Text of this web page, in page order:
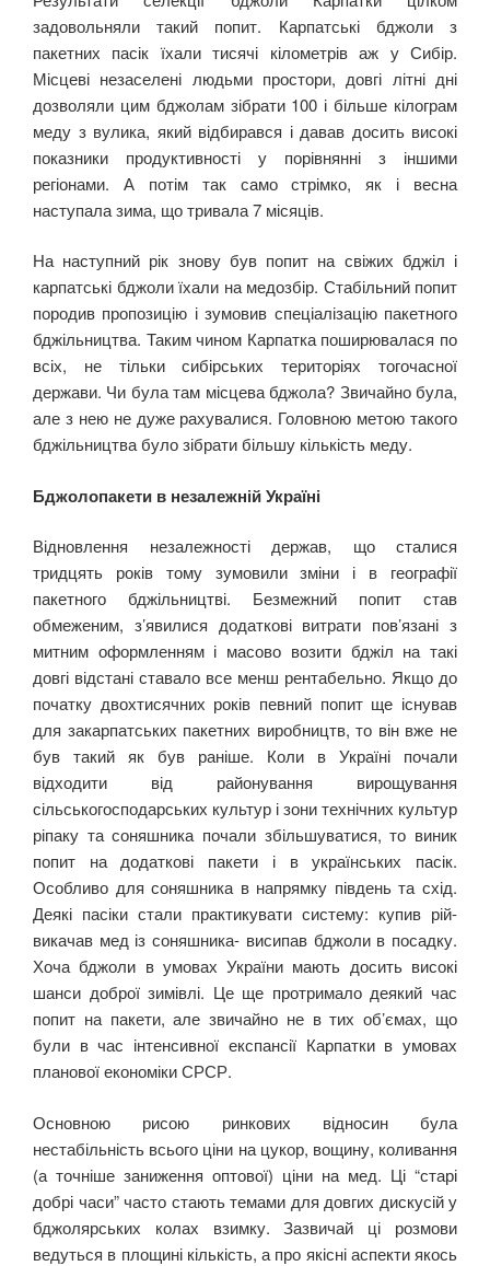
задовольняли такий попит. Карпатські бджоли з
пакетних пасік їхали тисячі кілометрів аж у Сибір.
Місцеві незаселені людьми простори, довгі літні дні
дозволяли цим бджолам зібрати 100 і більше кілограм
меду з вулика, який відбирався і давав досить високі
показники продуктивності у порівнянні з іншими
регіонами. А потім так само стрімко, як і весна
наступала зима, що тривала 7 місяців.
На наступний рік знову був попит на свіжих бджіл і
карпатські бджоли їхали на медозбір. Стабільний попит
породив пропозицію і зумовив спеціалізацію пакетного
бджільництва. Таким чином Карпатка поширювалася по
всіх, не тільки сибірських територіях тогочасної
держави. Чи була там місцева бджола? Звичайно була,
але з нею не дуже рахувалися. Головною метою такого
бджільництва було зібрати більшу кількість меду.
Бджолопакети в незалежній Україні
Відновлення незалежності держав, що сталися
тридцять років тому зумовили зміни і в географії
пакетного бджільництві. Безмежний попит став
обмеженим, з’явилися додаткові витрати пов’язані з
митним оформленням і масово возити бджіл на такі
довгі відстані ставало все менш рентабельно. Якщо до
початку двохтисячних років певний попит ще існував
для закарпатських пакетних виробництв, то він вже не
був такий як був раніше. Коли в Україні почали
відходити від районування вирощування
сільськогосподарських культур і зони технічних культур
ріпаку та соняшника почали збільшуватися, то виник
попит на додаткові пакети і в українських пасік.
Особливо для соняшника в напрямку південь та схід.
Деякі пасіки стали практикувати систему: купив рій-
викачав мед із соняшника- висипав бджоли в посадку.
Хоча бджоли в умовах України мають досить високі
шанси доброї зимівлі. Це ще протримало деякий час
попит на пакети, але звичайно не в тих об’ємах, що
були в час інтенсивної експансії Карпатки в умовах
планової економіки СРСР.
Основною рисою ринкових відносин була
нестабільність всього ціни на цукор, вощину, коливання
(а точніше заниження оптової) ціни на мед. Ці “старі
добрі часи” часто стають темами для довгих дискусій у
бджолярських колах взимку. Зазвичай ці розмови
ведуться в площині кількість, а про якісні аспекти якось